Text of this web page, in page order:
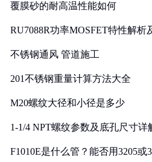
覆膜砂的耐高温性能如何
RU7088R功率MOSFET特性解
不锈钢通风 管道施工
201不锈钢重量计算方法大全
M20螺纹大径和小径是多少
1-1/4 NPT螺纹参数及底孔尺寸详
F1010E是什么管？能否用3205或